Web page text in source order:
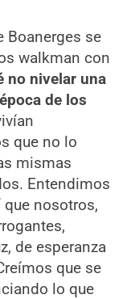
Boanerges se
walkman con
no nivelar una
de los
que no lo
mismas
Entendimos
que nosotros,
de esperanza
que se
lo que